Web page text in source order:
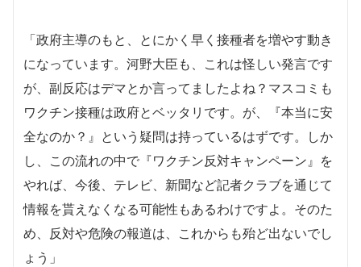
「政府主導のもと、とにかく早く接種者を増やす動き
になっています。河野大臣も、これは怪しい発言です
が、副反応はデマとか言ってましたよね？マスコミも
ワクチン接種は政府とベッタリです。が、『本当に安
全なのか？』という疑問は持っているはずです。しか
し、この流れの中で『ワクチン反対キャンペーン』を
やれば、今後、テレビ、新聞など記者クラブを通じて
情報を貰えなくなる可能性もあるわけですよ。そのた
め、反対や危険の報道は、これからも殆ど出ないでし
ょう」